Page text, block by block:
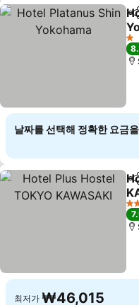
공
1
날짜를 선택해 정확한 요금
공
2
최저가 ₩46,015